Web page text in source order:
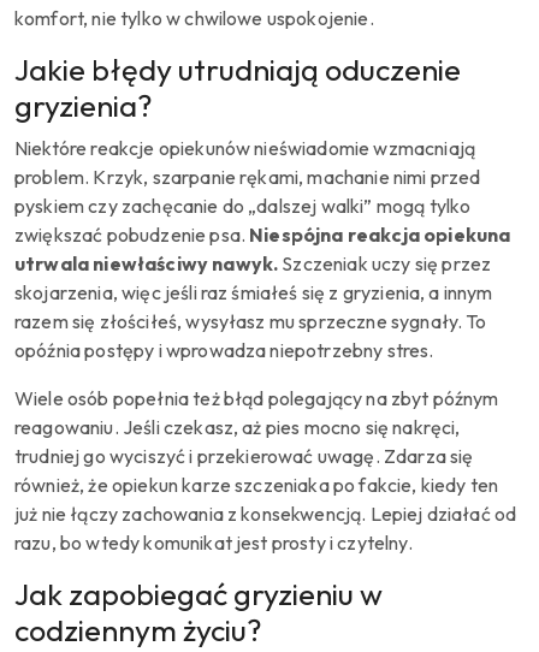
komfort, nie tylko w chwilowe uspokojenie.
Jakie błędy utrudniają oduczenie
gryzienia?
Niektóre reakcje opiekunów nieświadomie wzmacniają
problem. Krzyk, szarpanie rękami, machanie nimi przed
pyskiem czy zachęcanie do „dalszej walki” mogą tylko
zwiększać pobudzenie psa. Niespójna reakcja opiekuna
utrwala niewłaściwy nawyk. Szczeniak uczy się przez
skojarzenia, więc jeśli raz śmiałeś się z gryzienia, a innym
razem się złościłeś, wysyłasz mu sprzeczne sygnały. To
opóźnia postępy i wprowadza niepotrzebny stres.
Wiele osób popełnia też błąd polegający na zbyt późnym
reagowaniu. Jeśli czekasz, aż pies mocno się nakręci,
trudniej go wyciszyć i przekierować uwagę. Zdarza się
również, że opiekun karze szczeniaka po fakcie, kiedy ten
już nie łączy zachowania z konsekwencją. Lepiej działać od
razu, bo wtedy komunikat jest prosty i czytelny.
Jak zapobiegać gryzieniu w
codziennym życiu?